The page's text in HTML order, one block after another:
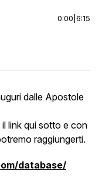
0:00 6:15
dalle Apostole
link qui sotto e con
raggiungerti.
database/